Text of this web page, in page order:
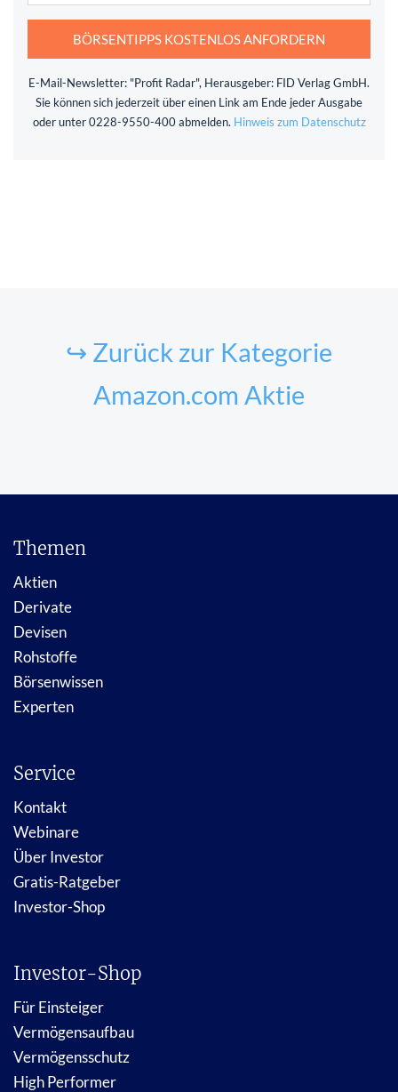
BÖRSENTIPPS KOSTENLOS ANFORDERN
E-Mail-Newsletter: "Profit Radar", Herausgeber: FID Verlag GmbH.
Sie können sich jederzeit über einen Link am Ende jeder Ausgabe
oder unter 0228-9550-400 abmelden. Hinweis zum Datenschutz
↪ Zurück zur Kategorie
Amazon.com Aktie
Themen
Aktien
Derivate
Devisen
Rohstoffe
Börsenwissen
Experten
Service
Kontakt
Webinare
Über Investor
Gratis-Ratgeber
Investor-Shop
Investor-Shop
Für Einsteiger
Vermögensaufbau
Vermögensschutz
High Performer